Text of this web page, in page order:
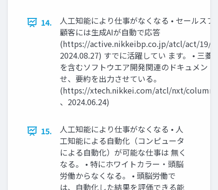
14.
人工知能により仕事がなくなる • セールスフ
顧客には生成AIが自動で応答
(https://active.nikkeibp.co.jp/atcl/act/19/
2024.08.27) すでに活躍してい ます。 • 三菱
を含むソフトウエア開発関連のドキュメン
せ、要約を出力させている。
(https://xtech.nikkei.com/atcl/nxt/column/
、2024.06.24)
15.
人工知能により仕事がなくなる • 人
工知能による自動化（コンピュータ
による自動化）が可能な仕事は 無く
なる。 • 特にホワイトカラー・頭脳
労働からなくなる。 • 頭脳労働で
は、自動化した結果を評価できる能